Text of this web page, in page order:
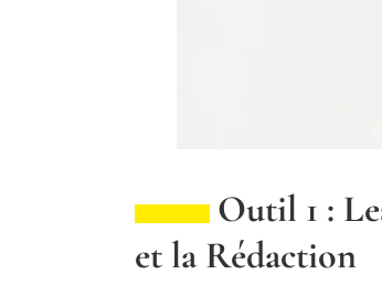
Outil 1 :
et la Rédaction